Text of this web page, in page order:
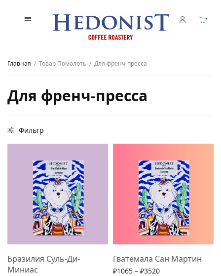
Главная / Товар Помолоть / Для френч-пресса
Для френч-пресса
Фильтр
Бразилия Суль-Ди-
Миниас
Гватемала Сан Мартин
₽1065 – ₽3520